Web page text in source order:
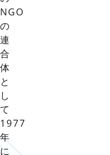
NGO
の
連
合
体
と
し
て
1977
年
に